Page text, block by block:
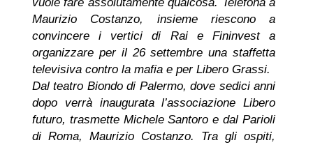
Maurizio Costanzo, insieme riescono a
convincere i vertici di Rai e Fininvest a
organizzare per il 26 settembre una staffetta
televisiva contro la mafia e per Libero Grassi.
Dal teatro Biondo di Palermo, dove sedici anni
dopo verrà inaugurata l’associazione Libero
futuro, trasmette Michele Santoro e dal Parioli
di Roma, Maurizio Costanzo. Tra gli ospiti,